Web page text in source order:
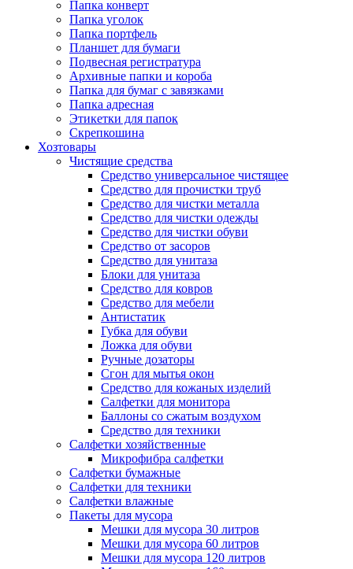
Папка конверт
Папка уголок
Папка портфель
Планшет для бумаги
Подвесная регистратура
Архивные папки и короба
Папка для бумаг с завязками
Папка адресная
Этикетки для папок
Скрепкошина
Хозтовары
Чистящие средства
Средство универсальное чистящее
Средство для прочистки труб
Средство для чистки металла
Средство для чистки одежды
Средство для чистки обуви
Средство от засоров
Средство для унитаза
Блоки для унитаза
Средство для ковров
Средство для мебели
Антистатик
Губка для обуви
Ложка для обуви
Ручные дозаторы
Сгон для мытья окон
Средство для кожаных изделий
Салфетки для монитора
Баллоны со сжатым воздухом
Средство для техники
Салфетки хозяйственные
Микрофибра салфетки
Салфетки бумажные
Салфетки для техники
Салфетки влажные
Пакеты для мусора
Мешки для мусора 30 литров
Мешки для мусора 60 литров
Мешки для мусора 120 литров